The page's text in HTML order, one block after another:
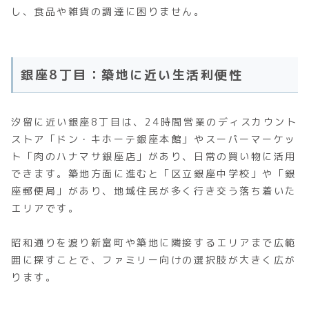
し、食品や雑貨の調達に困りません。
銀座8丁目：築地に近い生活利便性
汐留に近い銀座8丁目は、24時間営業のディスカウント
ストア「ドン・キホーテ銀座本館」やスーパーマーケッ
ト「肉のハナマサ銀座店」があり、日常の買い物に活用
できます。築地方面に進むと「区立銀座中学校」や「銀
座郵便局」があり、地域住民が多く行き交う落ち着いた
エリアです。
昭和通りを渡り新富町や築地に隣接するエリアまで広範
囲に探すことで、ファミリー向けの選択肢が大きく広が
ります。